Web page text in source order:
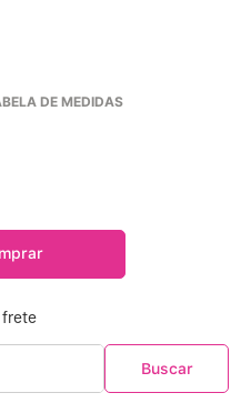
DE MEDIDAS